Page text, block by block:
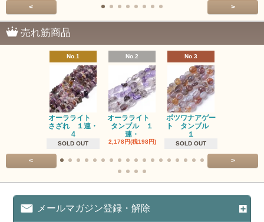
< >
売れ筋商品
No.1
オーラライト
さざれ １連・
4
SOLD OUT
No.2
オーラライト
タンブル １
連・
2,178円(税198円)
No.3
ボツワナアゲー
ト タンブル
１
SOLD OUT
< >
メールマガジン登録・解除